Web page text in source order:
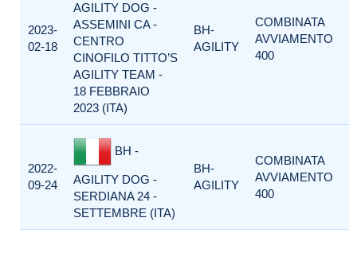
2023-
02-18
AGILITY DOG -
ASSEMINI CA -
CENTRO
CINOFILO TITTO’S
AGILITY TEAM -
18 FEBBRAIO
2023 (ITA)
BH-
AGILITY
COMBINATA
AVVIAMENTO
400
2022-
09-24
BH -
AGILITY DOG -
SERDIANA 24 -
SETTEMBRE (ITA)
BH-
AGILITY
COMBINATA
AVVIAMENTO
400